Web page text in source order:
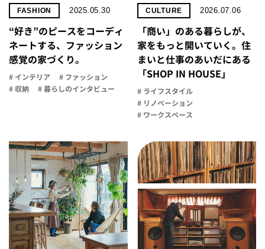
FASHION 2025.05.30
“好き”のピースをコーディ
ネートする、ファッション
感覚の家づくり。
# インテリア
# ファッション
# 収納
# 暮らしのインタビュー
CULTURE 2026.07.06
「商い」の​ある​暮らしが、​
家を​もっと​開いていく。​住
まいと​仕事の​あいだに​ある​
「SHOP IN HOUSE」
# ライフスタイル
# リノベーション
# ワークスペース